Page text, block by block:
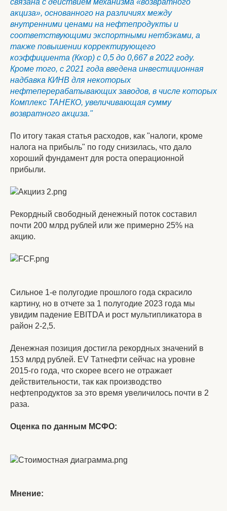
связана с действием механизма «возвратного
акциза», основанного на различиях между
внутренними ценами на нефтепродукты и
соответствующими экспортными нетбэками, а
также повышении корректирующего
коэффициента (Ккор) с 0,5 до 0,667 в 2022 году.
Кроме того, с 2021 года введена инвестиционная
надбавка КИНВ для некоторых
нефтеперерабатывающих заводов, в числе которых
Комплекс ТАНЕКО, увеличивающая сумму
возвратного акциза."
По итогу такая статья расходов, как "налоги, кроме
налога на прибыль" по году снизилась, что дало
хороший фундамент для роста операционной
прибыли.
Рекордный свободный денежный поток составил
почти 200 млрд рублей или же примерно 25% на
акцию.
Сильное 1-е полугодие прошлого года скрасило
картину, но в отчете за 1 полугодие 2023 года мы
увидим падение EBITDA и рост мультипликатора в
район 2-2,5.
Денежная позиция достигла рекордных значений в
153 млрд рублей. EV Татнефти сейчас на уровне
2015-го года, что скорее всего не отражает
действительности, так как производство
нефтепродуктов за это время увеличилось почти в 2
раза.
Оценка по данным МСФО:
Мнение: